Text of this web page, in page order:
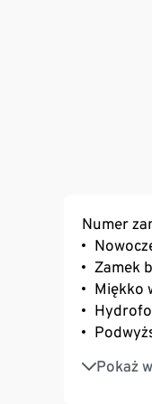
Numer
Zamek
Miękko
Pokaż
Z tyłu
Detale